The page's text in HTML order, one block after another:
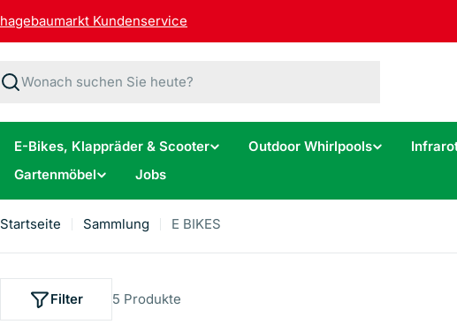
Inhalt
hagebaumarkt Kundenservice
Suchen
E-Bikes, Klappräder & Scooter Outdoor Whirlpools
Gartenmöbel
Jobs
Startseite Sammlung E BIKES
5 Produkte
Filter